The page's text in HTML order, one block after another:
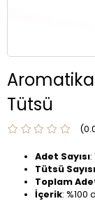
Tütsü
Adet Sayısı
Tütsü Sayısı
Toplam
İçerik: %100